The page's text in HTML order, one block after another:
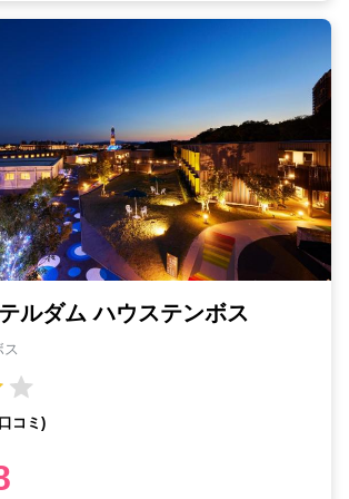
ルダム ハウステンボス
ス
コミ)